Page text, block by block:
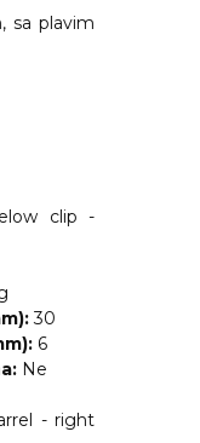
sa plavim
clip -
30
6
Ne
- right